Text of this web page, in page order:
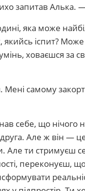
запитав Алька. —
яка може
якийсь іспит?
ховаєшся за
Мені самому
себе, що нічого
друга. Але ж він —
Але ти стримуєш
переконуєш,